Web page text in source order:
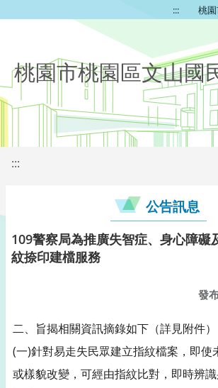
::: 桃
桃園市桃園區文山國
:::
公告訊息
109警察局為推廣失智症、身心障礙
紋捺印建檔服務
發
二、旨揭相關資訊摘錄如下（詳見附件）
(一)針對易走失民眾建立指紋檔案，即使
或樣貌改變，可經由指紋比對，即時辨